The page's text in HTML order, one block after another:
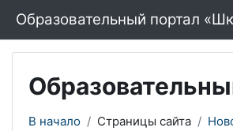
Образовательный портал
В начало Страницы сайта